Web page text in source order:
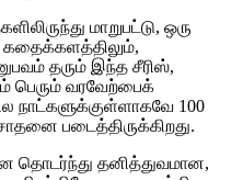
மாறுபட்டு, ஒரு
கதைக்களத்திலும்,
தரும் இந்த சீரிஸ்,
பெரும் வரவேற்பைக்
நாட்களுக்குள்ளாகவே 100
படைத்திருக்கிறது.
தொடர்ந்து தனித்துவமான,